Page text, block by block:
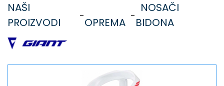
NAŠI
PROIZVODI
OPREMA
NOSAČI
BIDONA